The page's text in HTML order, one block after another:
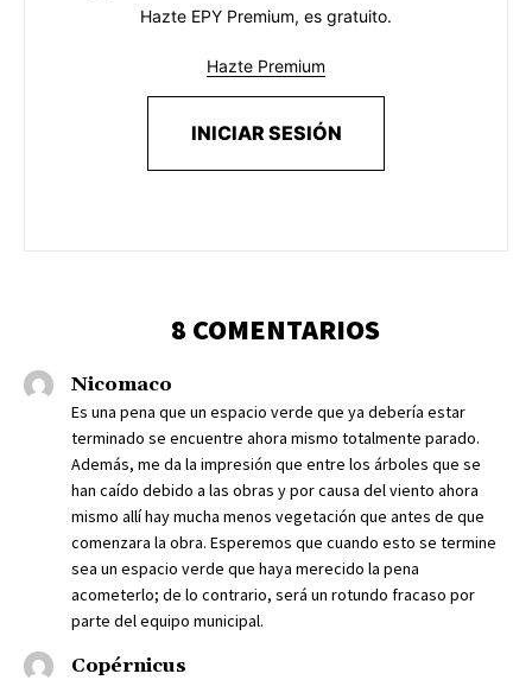
Hazte EPY Premium, es gratuito.
Hazte Premium
INICIAR SESIÓN
8 COMENTARIOS
Nicomaco
Es una pena que un espacio verde que ya debería estar
terminado se encuentre ahora mismo totalmente parado.
Además, me da la impresión que entre los árboles que se
han caído debido a las obras y por causa del viento ahora
mismo allí hay mucha menos vegetación que antes de que
comenzara la obra. Esperemos que cuando esto se termine
sea un espacio verde que haya merecido la pena
acometerlo; de lo contrario, será un rotundo fracaso por
parte del equipo municipal.
Copérnicus